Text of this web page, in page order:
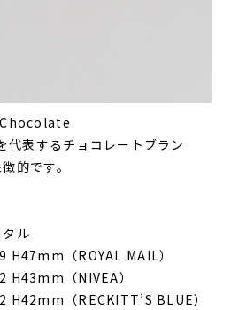
代表するチョコレートブラン
的です。
ル
H47mm（ROYAL MAIL）
H43mm（NIVEA）
H42mm（RECKITT’S BLUE）